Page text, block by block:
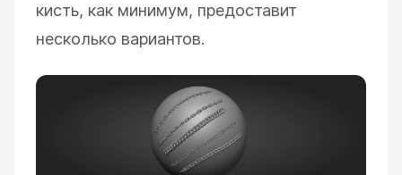
кисть, как минимум, предоставит
несколько вариантов.